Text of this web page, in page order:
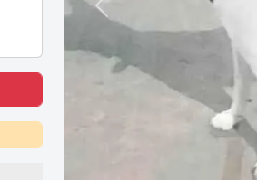
Previous